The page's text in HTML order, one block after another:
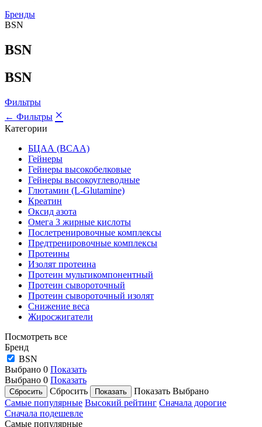
Бренды
BSN
BSN
BSN
Фильтры
← Фильтры ×
Категории
БЦАА (BCAA)
Гейнеры
Гейнеры высокобелковые
Гейнеры высокоуглеводные
Глютамин (L-Glutamine)
Креатин
Оксид азота
Омега 3 жирные кислоты
Послетренировочные комплексы
Предтренировочные комплексы
Протеины
Изолят протеина
Протеин мультикомпонентный
Протеин сывороточный
Протеин сывороточный изолят
Снижение веса
Жиросжигатели
Посмотреть все
Бренд
BSN
Выбрано 0 Показать
Выбрано 0 Показать
Сбросить
Показать Выбрано
Самые популярные Высокий рейтинг Сначала дорогие
Сначала подешевле
Самые популярные